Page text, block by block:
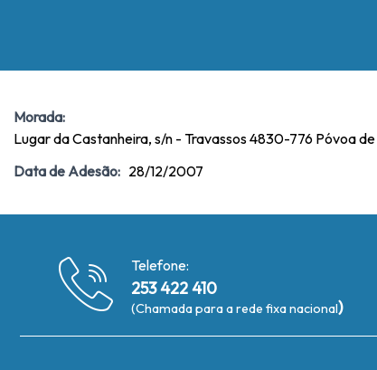
Morada:
Lugar da Castanheira, s/n - Travassos 4830-776 Póvoa
Data de Adesão: 28/12/2007
Telefone:
253 422 410
(Chamada para a rede fixa nacional)